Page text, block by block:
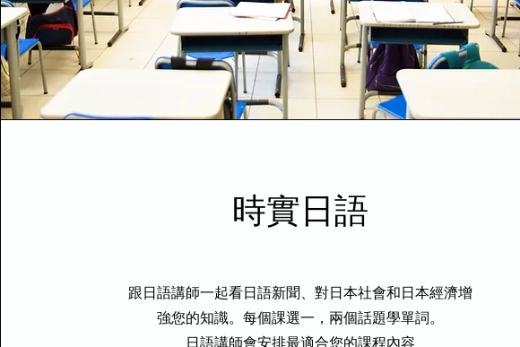
時實日語
跟日語講師一起看日語新聞、對日本社會和日本經濟增
強您的知識。每個課選一，兩個話題學單詞。
日語講師會安排最適合您的課程內容